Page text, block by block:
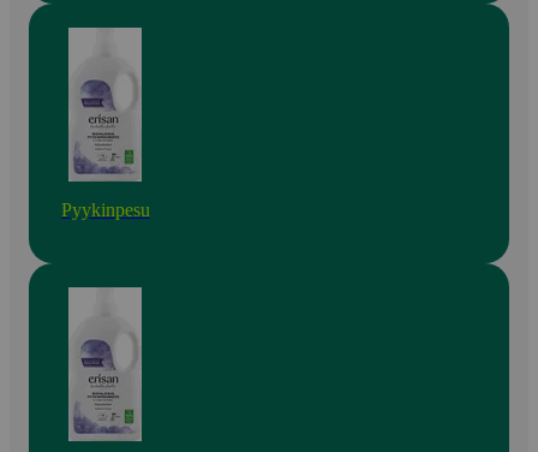
Pyykinpesu